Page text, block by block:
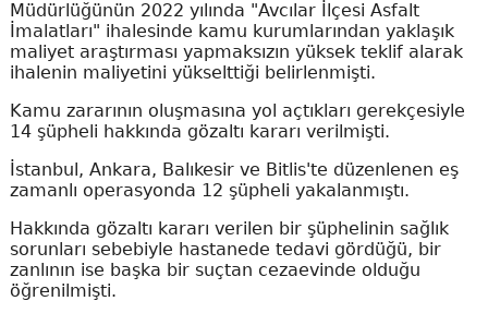
Müdürlüğünün 2022 yılında "Avcılar İlçesi Asfalt
İmalatları" ihalesinde kamu kurumlarından yaklaşık
maliyet araştırması yapmaksızın yüksek teklif alarak
ihalenin maliyetini yükselttiği belirlenmişti.
Kamu zararının oluşmasına yol açtıkları gerekçesiyle
14 şüpheli hakkında gözaltı kararı verilmişti.
İstanbul, Ankara, Balıkesir ve Bitlis'te düzenlenen eş
zamanlı operasyonda 12 şüpheli yakalanmıştı.
Hakkında gözaltı kararı verilen bir şüphelinin sağlık
sorunları sebebiyle hastanede tedavi gördüğü, bir
zanlının ise başka bir suçtan cezaevinde olduğu
öğrenilmişti.